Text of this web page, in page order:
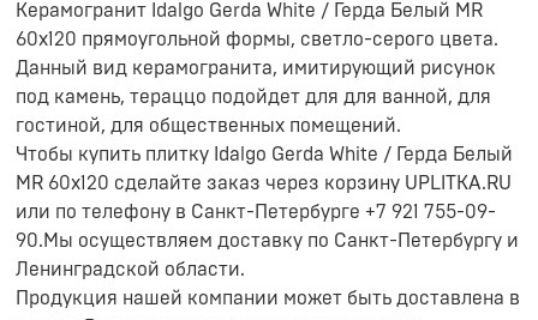
Керамогранит Idalgo Gerda White / Герда Белый MR
60x120 прямоугольной формы, светло-серого цвета.
Данный вид керамогранита, имитирующий рисунок
под камень, тераццо подойдет для для ванной, для
гостиной, для общественных помещений.
Чтобы купить плитку Idalgo Gerda White / Герда Белый
MR 60x120 сделайте заказ через корзину UPLITKA.RU
или по телефону в Санкт-Петербурге +7 921 755-09-
90.Мы осуществляем доставку по Санкт-Петербургу и
Ленинградской области.
Продукция нашей компании может быть доставлена в